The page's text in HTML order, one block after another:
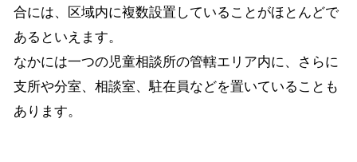
合には、区域内に複数設置していることがほとんどで
あるといえます。
なかには一つの児童相談所の管轄エリア内に、さらに
支所や分室、相談室、駐在員などを置いていることも
あります。